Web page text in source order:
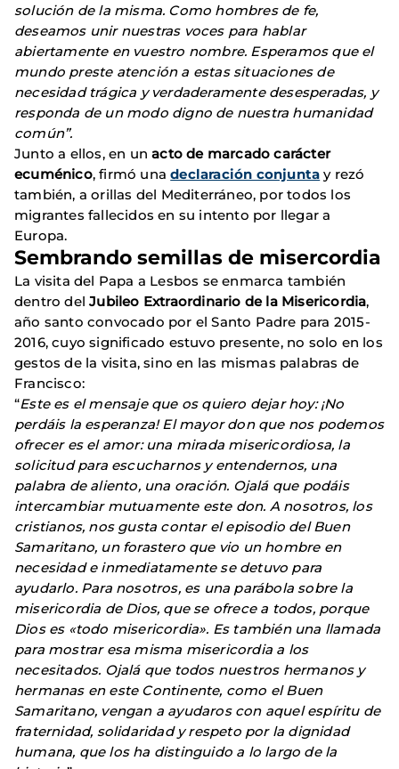
solución de la misma. Como hombres de fe,
deseamos unir nuestras voces para hablar
abiertamente en vuestro nombre. Esperamos que el
mundo preste atención a estas situaciones de
necesidad trágica y verdaderamente desesperadas, y
responda de un modo digno de nuestra humanidad
común”.
Junto a ellos, en unacto de marcado carácter
ecuménico, firmó unadeclaración conjunta y rezó
también, a orillas del Mediterráneo, por todos los
migrantes fallecidos en su intento por llegar a
Europa.
Sembrando semillas de misercordia
La visita del Papa a Lesbos se enmarca también
dentro delJubileo Extraordinario de la Misericordia,
año santo convocado por el Santo Padre para 2015-
2016, cuyo significado estuvo presente, no solo en los
gestos de la visita, sino en las mismas palabras de
Francisco:
“Este es el mensaje que os quiero dejar hoy: ¡No
perdáis la esperanza! El mayor don que nos podemos
ofrecer es el amor: una mirada misericordiosa, la
solicitud para escucharnos y entendernos, una
palabra de aliento, una oración. Ojalá que podáis
intercambiar mutuamente este don. A nosotros, los
cristianos, nos gusta contar el episodio del Buen
Samaritano, un forastero que vio un hombre en
necesidad e inmediatamente se detuvo para
ayudarlo. Para nosotros, es una parábola sobre la
misericordia de Dios, que se ofrece a todos, porque
Dios es «todo misericordia». Es también una llamada
para mostrar esa misma misericordia a los
necesitados. Ojalá que todos nuestros hermanos y
hermanas en este Continente, como el Buen
Samaritano, vengan a ayudaros con aquel espíritu de
fraternidad, solidaridad y respeto por la dignidad
humana, que los ha distinguido a lo largo de la